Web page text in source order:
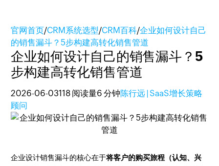
官网首页/CRM系统选型/CRM百科/企业如何设计自己
的销售漏斗？5步构建高转化销售管道
企业如何设计自己的销售漏斗？5
步构建高转化销售管道
2026-06-03118 阅读量6 分钟陈行远 | SaaS增长策略
顾问
企业设计销售漏斗的核心在于将客户的购买旅程（认知、兴